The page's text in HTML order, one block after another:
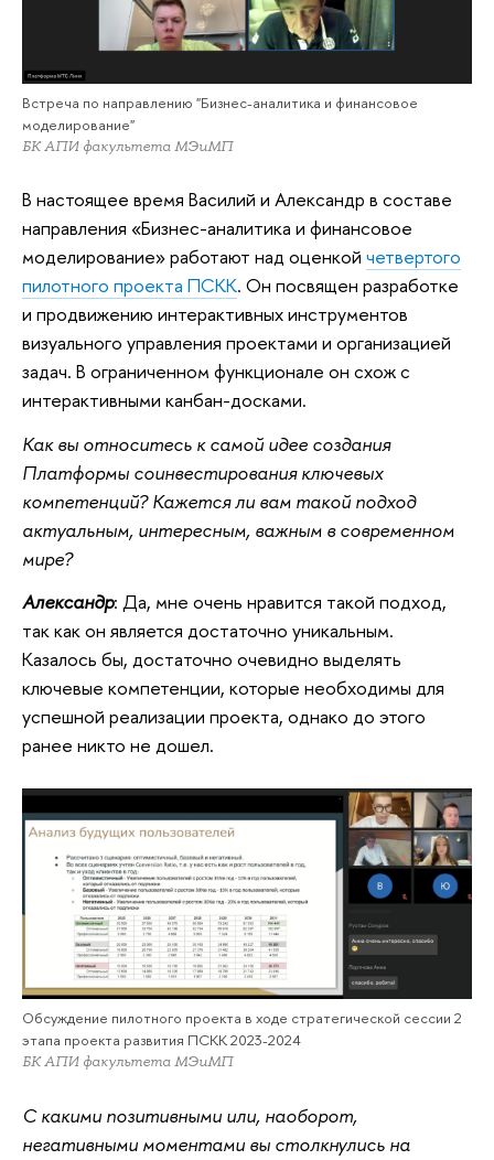
Встреча по направлению "Бизнес-аналитика и финансовое
моделирование"
БК АПИ факультета МЭиМП
В настоящее время Василий и Александр в составе
направления «Бизнес-аналитика и финансовое
моделирование» работают над оценкой четвертого
пилотного проекта ПСКК. Он посвящен разработке
и продвижению интерактивных инструментов
визуального управления проектами и организацией
задач. В ограниченном функционале он схож с
интерактивными канбан-досками.
Как вы относитесь к самой идее создания
Платформы соинвестирования ключевых
компетенций? Кажется ли вам такой подход
актуальным, интересным, важным в современном
мире?
Александр: Да, мне очень нравится такой подход,
так как он является достаточно уникальным.
Казалось бы, достаточно очевидно выделять
ключевые компетенции, которые необходимы для
успешной реализации проекта, однако до этого
ранее никто не дошел.
Обсуждение пилотного проекта в ходе стратегической сессии 2
этапа проекта развития ПСКК 2023-2024
БК АПИ факультета МЭиМП
С какими позитивными или, наоборот,
негативными моментами вы столкнулись на